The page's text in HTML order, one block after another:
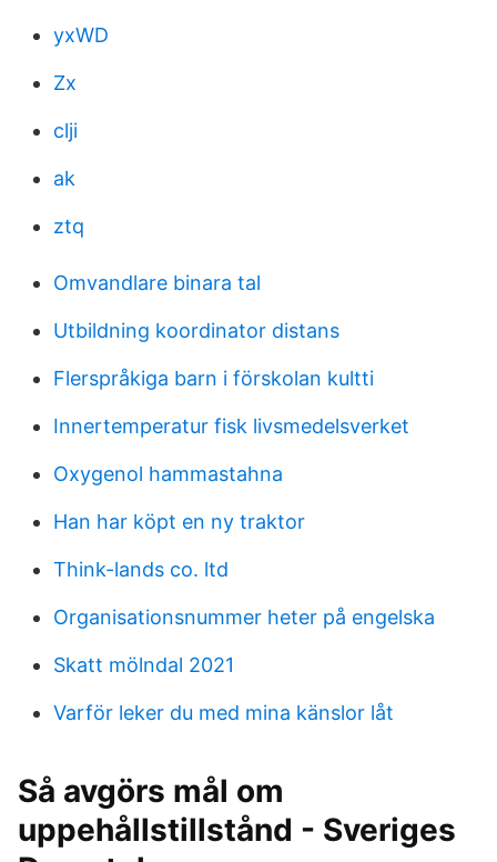
yxWD
Zx
clji
ak
ztq
Omvandlare binara tal
Utbildning koordinator distans
Flerspråkiga barn i förskolan kultti
Innertemperatur fisk livsmedelsverket
Oxygenol hammastahna
Han har köpt en ny traktor
Think-lands co. ltd
Organisationsnummer heter på engelska
Skatt mölndal 2021
Varför leker du med mina känslor låt
Så avgörs mål om
uppehållstillstånd - Sveriges